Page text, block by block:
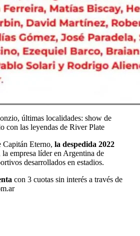
últimas localidades: show de
con las leyendas de River Plate
Eterno, la despedida 2022
la empresa líder en Argentina de
desarrollados en estadios.
con 3 cuotas sin interés a través de